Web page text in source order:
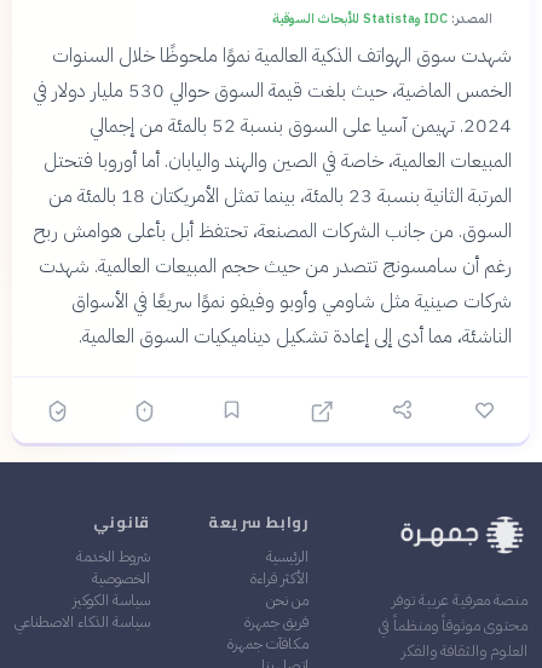
المصدر: IDC وStatista للأبحاث السوقية
شهدت سوق الهواتف الذكية العالمية نموًا ملحوظًا خلال السنوات
الخمس الماضية، حيث بلغت قيمة السوق حوالي 530 مليار دولار في
2024. تهيمن آسيا على السوق بنسبة 52 بالمئة من إجمالي
المبيعات العالمية، خاصة في الصين والهند واليابان. أما أوروبا فتحتل
المرتبة الثانية بنسبة 23 بالمئة، بينما تمثل الأمريكتان 18 بالمئة من
السوق. من جانب الشركات المصنعة، تحتفظ أبل بأعلى هوامش ربح
رغم أن سامسونج تتصدر من حيث حجم المبيعات العالمية. شهدت
شركات صينية مثل شاومي وأوبو وفيفو نموًا سريعًا في الأسواق
الناشئة، مما أدى إلى إعادة تشكيل ديناميكيات السوق العالمية.
منصة معرفية عربية توفر
محتوى موثوقاً ومنظماً في
العلوم والثقافة والفكر
روابط سريعة
الرئيسية
الأكثر قراءة
من نحن
فريق جمهرة
مكافآت جمهرة
قانوني
شروط الخدمة
الخصوصية
سياسة الكوكيز
سياسة الذكاء الاصطناعي